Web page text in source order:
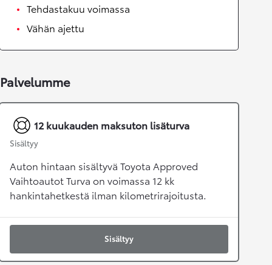
Tehdastakuu voimassa
Vähän ajettu
Palvelumme
12 kuukauden maksuton lisäturva
Sisältyy
Auton hintaan sisältyvä Toyota Approved
Vaihtoautot Turva on voimassa 12 kk
hankintahetkestä ilman kilometrirajoitusta.
Sisältyy